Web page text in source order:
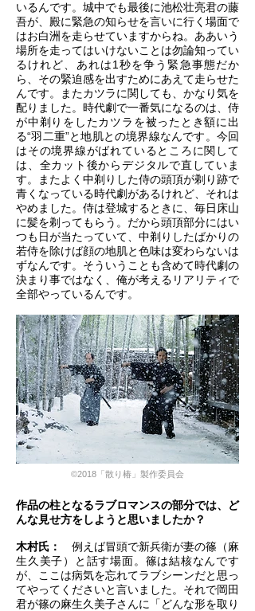
いるんです。城中でも最後に池松壮亮君の藤
吾が、殿に緊急の知らせを言いに行く場面で
はお白洲を走らせていますからね。ああいう
場所を走ってはいけないことは勿論知ってい
るけれど、あれは1秒を争う緊急事態だか
ら、その緊迫感を出すためにあえて走らせた
んです。またカツラに関しても、かなり気を
配りました。時代劇で一番気になるのは、侍
が中剃りをしたカツラを被ったとき額に出
る“羽二重”と地肌との境界線なんです。今回
はその境界線がばれているところに関して
は、全カット後からデジタルで直していま
す。またよく中剃りした侍の頭頂が剃り跡で
青くなっている時代劇があるけれど、それは
やめました。侍は登城するときに、毎日床山
に髪を剃ってもらう。だから頭頂部分にはい
つも日が当たっていて、中剃りしたばかりの
若侍を除けば顔の地肌と色味は変わらないは
ずなんです。そういうことも含めて時代劇の
決まり事ではなく、俺が考えるリアリティで
全部やっているんです。
©2018「散り椿」製作委員会
作品の柱となるラブロマンスの部分では、ど
んな見せ方をしようと思いましたか？
木村氏：
例えば冒頭で新兵衛が妻の篠（麻
生久美子）と話す場面。篠は結核なんです
が、ここは病気を忘れてラブシーンだと思っ
てやってくださいと言いました。それで岡田
君が篠の麻生久美子さんに「どんな形を取り